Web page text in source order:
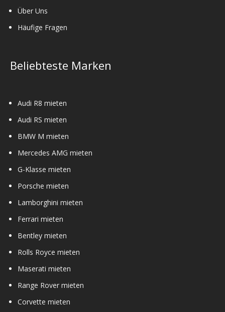
Über Uns
Häufige Fragen
Beliebteste Marken
Audi R8 mieten
Audi RS mieten
BMW M mieten
Mercedes AMG mieten
G-Klasse mieten
Porsche mieten
Lamborghini mieten
Ferrari mieten
Bentley mieten
Rolls Royce mieten
Maserati mieten
Range Rover mieten
Corvette mieten